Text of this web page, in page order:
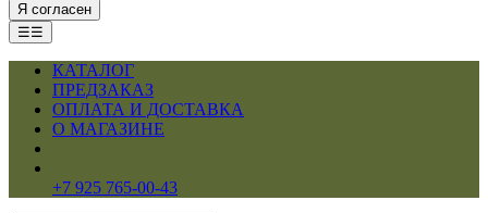
Я согласен
☰☰
КАТАЛОГ
ПРЕДЗАКАЗ
ОПЛАТА И ДОСТАВКА
О МАГАЗИНЕ
+7 925 765-00-43